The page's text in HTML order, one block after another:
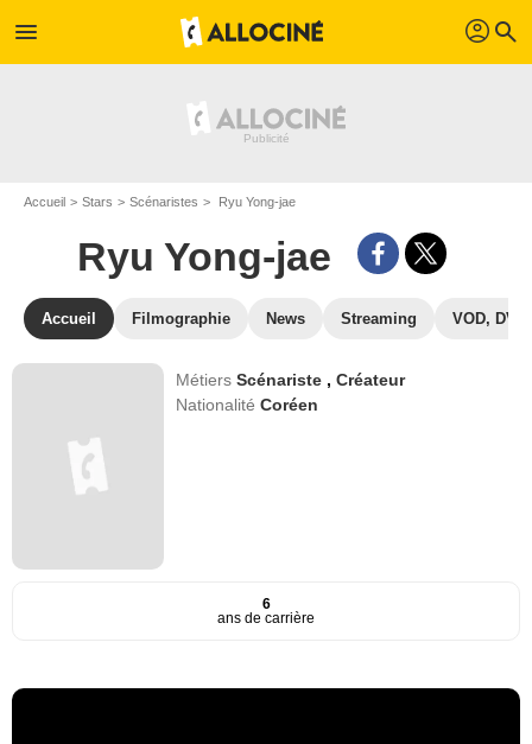
menu profil search
Accueil Stars Scénaristes Ryu Yong-jae
Ryu Yong-jae
Accueil Filmographie News Streaming VOD, DVD
MétiersScénariste ,Créateur
NationalitéCoréen
6
ans de carrière